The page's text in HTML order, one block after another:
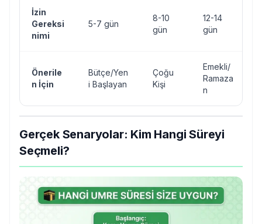
İzin
Gereksi
nimi
5-7 gün
8-10
gün
12-14
gün
Önerile
n İçin
Bütçe/Yen
i Başlayan
Çoğu
Kişi
Emekli/
Ramaza
n
Gerçek Senaryolar: Kim Hangi Süreyi
Seçmeli?